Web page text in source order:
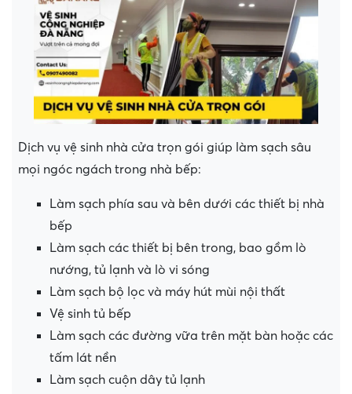
Dịch vụ vệ sinh nhà cửa trọn gói giúp làm sạch sâu
mọi ngóc ngách trong nhà bếp:
Làm sạch phía sau và bên dưới các thiết bị nhà
bếp
Làm sạch các thiết bị bên trong, bao gồm lò
nướng, tủ lạnh và lò vi sóng
Làm sạch bộ lọc và máy hút mùi nội thất
Vệ sinh tủ bếp
Làm sạch các đường vữa trên mặt bàn hoặc các
tấm lát nền
Làm sạch cuộn dây tủ lạnh